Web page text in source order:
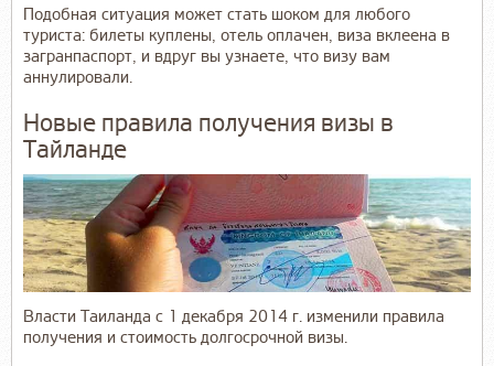
Подобная ситуация может стать шоком для любого
туриста: билеты куплены, отель оплачен, виза вклеена в
загранпаспорт, и вдруг вы узнаете, что визу вам
аннулировали.
Новые правила получения визы в
Тайланде
Власти Таиланда с 1 декабря 2014 г. изменили правила
получения и стоимость долгосрочной визы.